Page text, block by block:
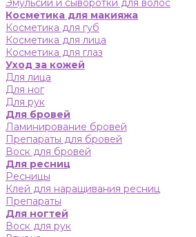
Эмульсии и сыворотки для волос
Косметика для макияжа
Косметика для губ
Косметика для лица
Косметика для глаз
Уход за кожей
Для лица
Для ног
Для рук
Для бровей
Ламинирование бровей
Препараты для бровей
Воск для бровей
Для ресниц
Ресницы
Клей для наращивания ресниц
Препараты
Для ногтей
Воск для рук